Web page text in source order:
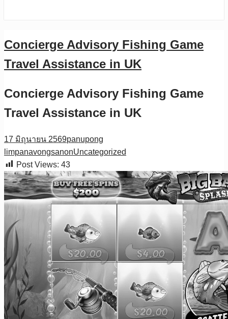
Concierge Advisory Fishing Game
Travel Assistance in UK
Concierge Advisory Fishing Game
Travel Assistance in UK
17 มิถุนายน 2569panupong
limpanavongsanonUncategorized
Post Views: 43